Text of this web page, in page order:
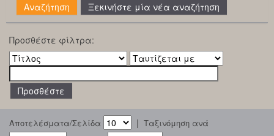
Ξεκινήστε μία νέα αναζήτηση
Προσθέστε φίλτρα:
Αποτελέσματα/Σελίδα | Ταξινόμηση ανά